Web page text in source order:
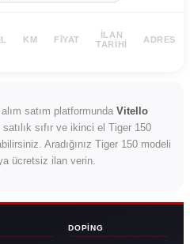
KM FIYAT
İLAN
TARIHI
ADRES
satım platformunda Vitello
satılık sıfır ve ikinci el Tiger 150
Aradığınız Tiger 150 modeli
ücretsiz ilan verin.
DOPING